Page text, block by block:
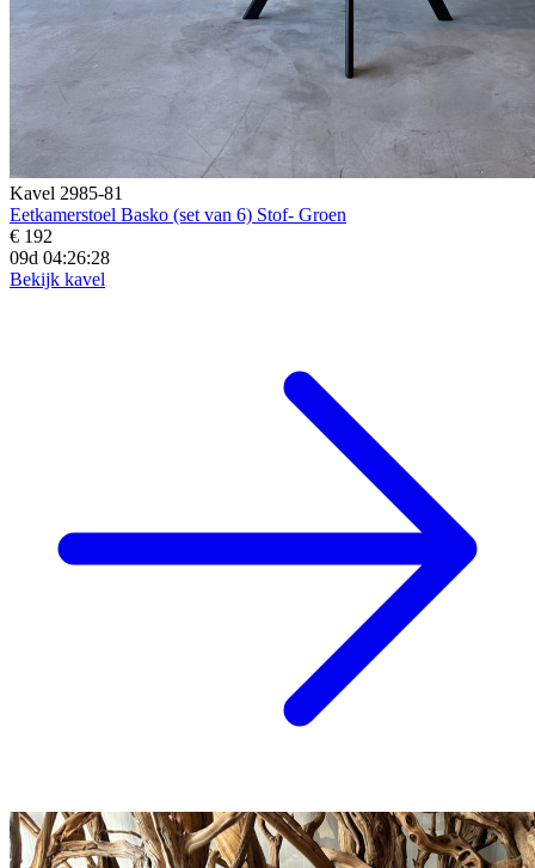
Kavel 2985-81
Eetkamerstoel Basko (set van 6) Stof- Groen
€ 192
09d 04:26:27
Bekijk kavel